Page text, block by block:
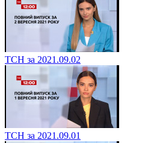
ТСН за 2021.09.02
ТСН за 2021.09.01